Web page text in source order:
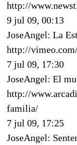
http://
9 jul 09, 00:13
JoseAngel: La
http://
7 jul 09, 17:30
JoseAngel: El
http://
familia/
7 jul 09, 17:25
JoseAngel: